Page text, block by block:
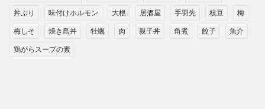
丼ぶり 味付けホルモン 大根 居酒屋 手羽先 枝豆 梅
梅しそ 焼き鳥丼 牡蠣 肉 親子丼 角煮 餃子 魚介
鶏がらスープの素